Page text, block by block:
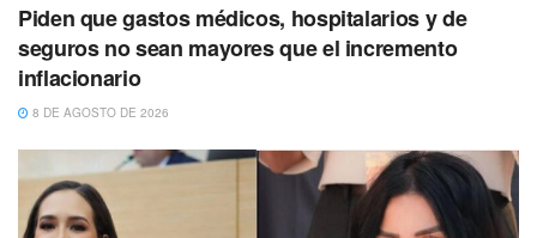
Piden que gastos médicos, hospitalarios y de
seguros no sean mayores que el incremento
inflacionario
8 DE AGOSTO DE 2026